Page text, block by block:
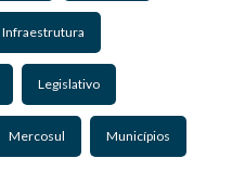
Infraestrutura
Legislativo
Mercosul Municípios